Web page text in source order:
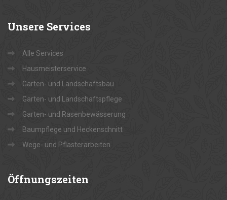
Unsere Services
Alle Services
Hausmeisterservice
Garten- und Landschaftsbau
Garten- und Landschaftspflege
Garten- und Rasenbewässerung
Baumpflege und Heckenschnitt
Wege- und Pflasterarbeiten
Öffnungszeiten